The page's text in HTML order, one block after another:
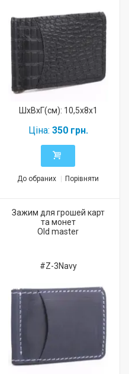
ШхВхГ(см): 10,5x8x1
Ціна: 350 грн.
До обраних Порівняти
Зажим для грошей карт
та монет
Old master
#Z-3Navy